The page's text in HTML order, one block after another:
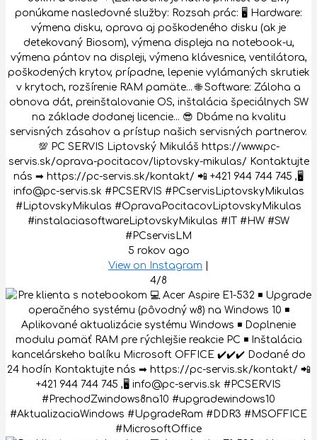
ponúkame nasledovné služby: Rozsah prác: 🖥 Hardware:
výmena disku, oprava aj poškodeného disku (ak je
detekovaný Biosom), výmena displeja na notebook-u,
výmena pántov na displeji, výmena klávesnice, ventilátora,
poškodených krytov, prípadne, lepenie vylámaných skrutiek
v krytoch, rozšírenie RAM pamäte... 🌐 Software: Záloha a
obnova dát, preinštalovanie OS, inštalácia špeciálnych SW
na základe dodanej licencie... 😎 Dbáme na kvalitu
servisných zásahov a prístup našich servisných partnerov.
💯 PC SERVIS Liptovský Mikuláš https://www.pc-
servis.sk/oprava-pocitacov/liptovsky-mikulas/ Kontaktujte
nás ➡ https://pc-servis.sk/kontakt/ 📲 +421 944 744 745 ,🖥
info@pc-servis.sk #PCSERVIS #PCservisLiptovskyMikulas
#LiptovskyMikulas #OpravaPocitacovLiptovskyMikulas
#instalaciasoftwareLiptovskyMikulas #IT #HW #SW
#PCservisLM
5 rokov ago
View on Instagram |
4/8